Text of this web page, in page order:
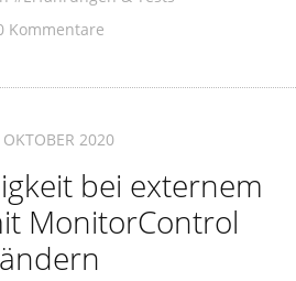
Kommentare
2020
bei externem
MonitorControl
ändern